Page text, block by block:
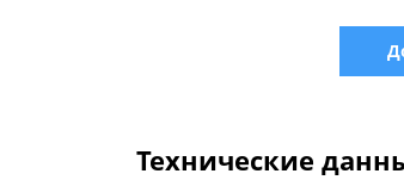
Технические